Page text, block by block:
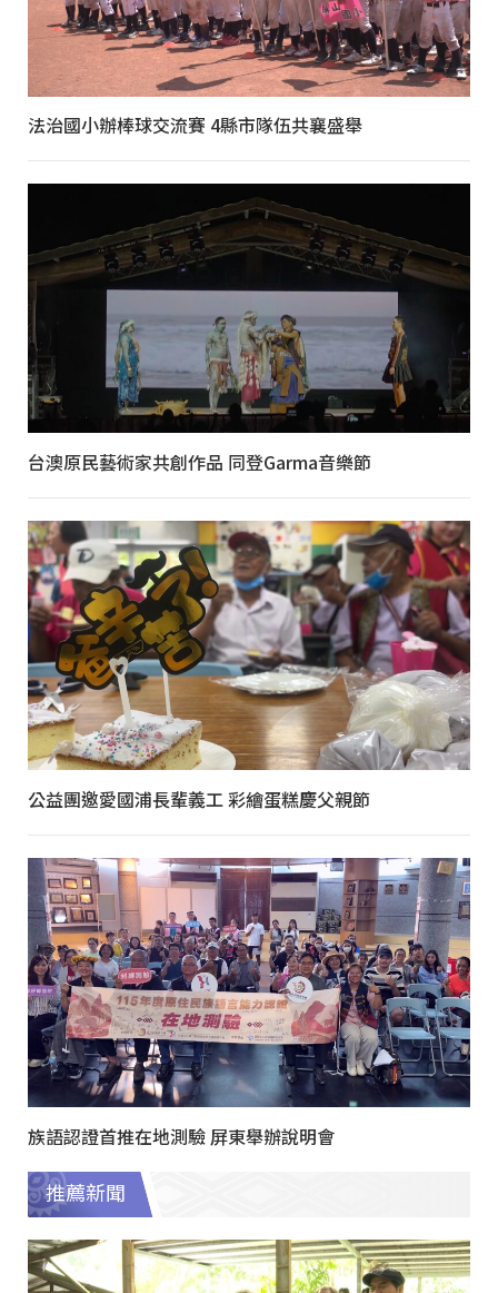
法治國小辦棒球交流賽 4縣市隊伍共襄盛舉
台澳原民藝術家共創作品 同登Garma音樂節
公益團邀愛國浦長輩義工 彩繪蛋糕慶父親節
族語認證首推在地測驗 屏東舉辦說明會
推薦新聞